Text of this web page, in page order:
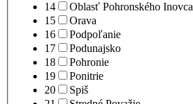
14
Oblasť Pohronského Inovca
15
Orava
16
Podpoľanie
17
Podunajsko
18
Pohronie
19
Ponitrie
20
Spiš